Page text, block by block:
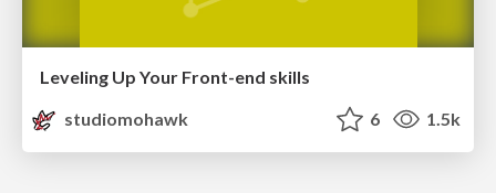
Leveling Up Your Front-end skills
studiomohawk
6 1.5k